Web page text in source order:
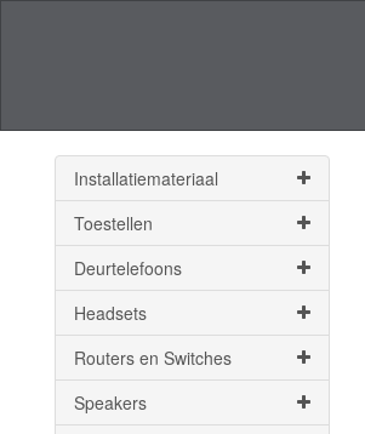
Installatiemateriaal
Toestellen
Deurtelefoons
Headsets
Routers en Switches
Speakers